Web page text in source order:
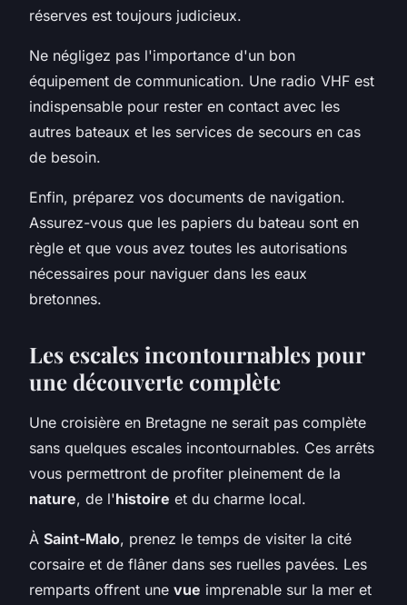
réserves est toujours judicieux.
Ne négligez pas l'importance d'un bon
équipement de communication. Une radio VHF est
indispensable pour rester en contact avec les
autres bateaux et les services de secours en cas
de besoin.
Enfin, préparez vos documents de navigation.
Assurez-vous que les papiers du bateau sont en
règle et que vous avez toutes les autorisations
nécessaires pour naviguer dans les eaux
bretonnes.
Les escales incontournables pour
une découverte complète
Une croisière en Bretagne ne serait pas complète
sans quelques escales incontournables. Ces arrêts
vous permettront de profiter pleinement de la
nature, de l'histoire et du charme local.
À Saint-Malo, prenez le temps de visiter la cité
corsaire et de flâner dans ses ruelles pavées. Les
remparts offrent une vue imprenable sur la mer et